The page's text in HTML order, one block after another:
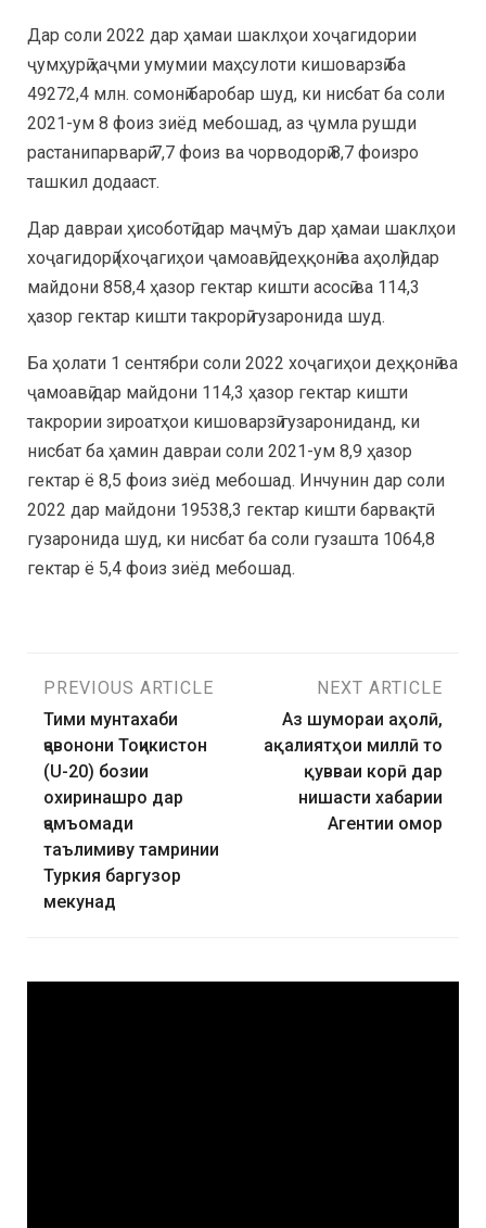
Дар соли 2022 дар ҳамаи шаклҳои хоҷагидории
ҷумҳурӣ ҳаҷми умумии маҳсулоти кишоварзӣ ба
49272,4 млн. сомонӣ баробар шуд, ки нисбат ба соли
2021-ум 8 фоиз зиёд мебошад, аз ҷумла рушди
растанипарварӣ 7,7 фоиз ва чорводорӣ 8,7 фоизро
ташкил додааст.
Дар давраи ҳисоботӣ дар маҷмўъ дар ҳамаи шаклҳои
хоҷагидорӣ (хоҷагиҳои ҷамоавӣ, деҳқонӣ ва аҳолӣ) дар
майдони 858,4 ҳазор гектар кишти асосӣ ва 114,3
ҳазор гектар кишти такрорӣ гузаронида шуд.
Ба ҳолати 1 сентябри соли 2022 хоҷагиҳои деҳқонӣ ва
ҷамоавӣ дар майдони 114,3 ҳазор гектар кишти
такрории зироатҳои кишоварзӣ гузарониданд, ки
нисбат ба ҳамин давраи соли 2021-ум 8,9 ҳазор
гектар ё 8,5 фоиз зиёд мебошад. Инчунин дар соли
2022 дар майдони 19538,3 гектар кишти барвақтӣ
гузаронида шуд, ки нисбат ба соли гузашта 1064,8
гектар ё 5,4 фоиз зиёд мебошад.
PREVIOUS ARTICLE
Тими мунтахаби
ҷавонони Тоҷикистон
(U-20) бозии
охиринашро дар
ҷамъомади
таълимиву тамринии
Туркия баргузор
мекунад
NEXT ARTICLE
Аз шумораи аҳолӣ,
ақалиятҳои миллӣ то
қувваи корӣ дар
нишасти хабарии
Агентии омор